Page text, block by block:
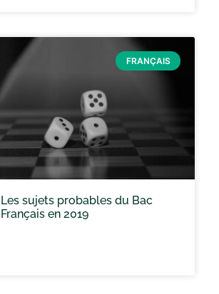
FRANÇAIS
Les sujets probables du Bac
Français en 2019